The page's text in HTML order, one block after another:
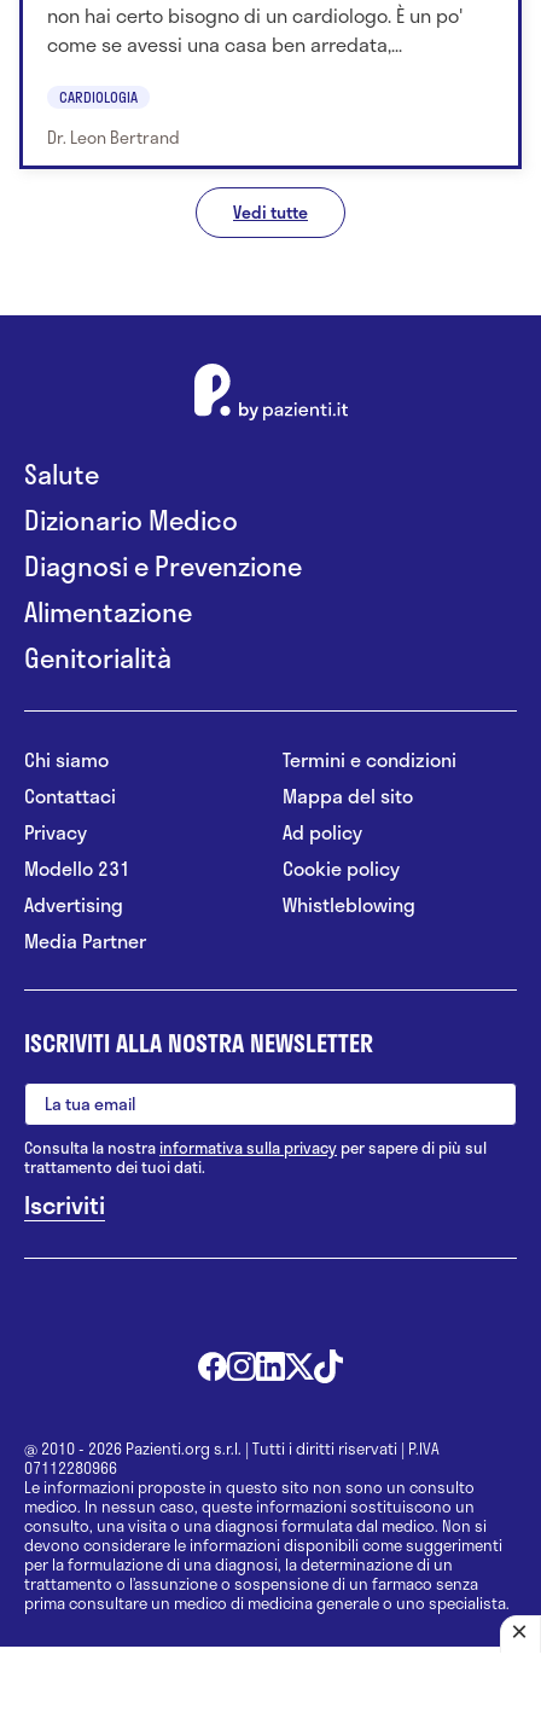
non hai certo bisogno di un cardiologo. È un po'
come se avessi una casa ben arredata,...
CARDIOLOGIA
Dr. Leon Bertrand
Vedi tutte
Salute
Dizionario Medico
Diagnosi e Prevenzione
Alimentazione
Genitorialità
Chi siamo
Contattaci
Privacy
Modello 231
Advertising
Media Partner
Termini e condizioni
Mappa del sito
Ad policy
Cookie policy
Whistleblowing
ISCRIVITI ALLA NOSTRA NEWSLETTER
Consulta la nostrainformativa sulla privacy per sapere di più sul
trattamento dei tuoi dati.
@ 2010 - 2026 Pazienti.org s.r.l. | Tutti i diritti riservati | P.IVA
07112280966
Le informazioni proposte in questo sito non sono un consulto
medico. In nessun caso, queste informazioni sostituiscono un
consulto, una visita o una diagnosi formulata dal medico. Non si
devono considerare le informazioni disponibili come suggerimenti
per la formulazione di una diagnosi, la determinazione di un
trattamento o l’assunzione o sospensione di un farmaco senza
prima consultare un medico di medicina generale o uno specialista.